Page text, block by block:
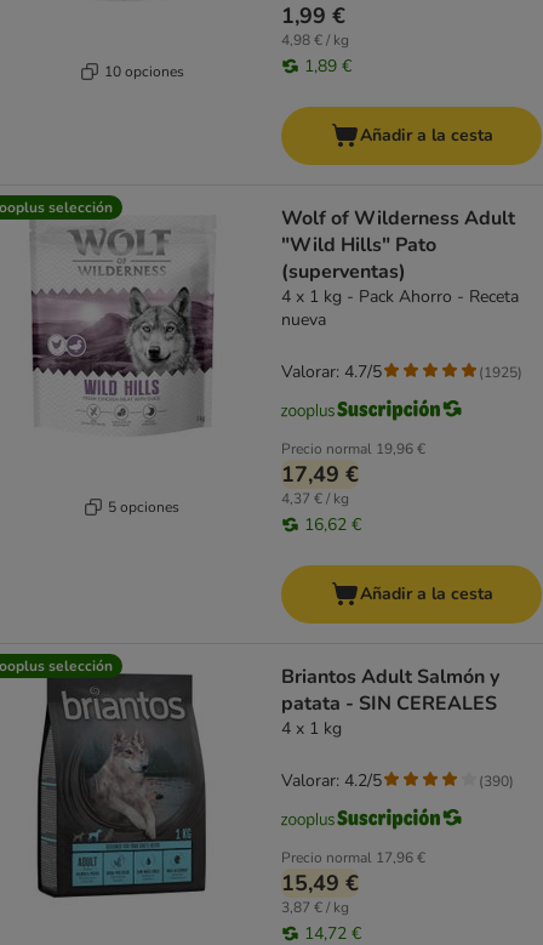
10 opciones
1,99 €
4,98 € / kg
1,89 €
Añadir a la cesta
selección
5 opciones
Wolf of Wilderness Adult
"Wild Hills" Pato
(superventas)
4 x 1 kg - Pack Ahorro - Receta
nueva
Precio normal 19,96 €
17,49 €
4,37 € / kg
16,62 €
Valorar: 4.7/5 (1925)
Añadir a la cesta
selección
Briantos Adult Salmón y
patata - SIN CEREALES
4 x 1 kg
Precio normal 17,96 €
15,49 €
3,87 € / kg
14,72 €
Valorar: 4.2/5 (390)